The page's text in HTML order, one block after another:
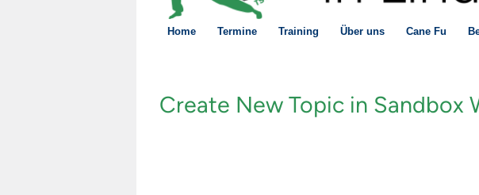
Home Termine Training Über uns Cane Fu
Create New Topic in Sandbox